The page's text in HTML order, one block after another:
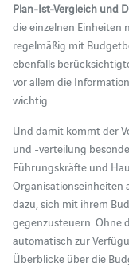
Plan-Ist-Vergleich und
die einzelnen
regelmäßig mit
ebenfalls
vor allem die
wichtig.
Und damit kommt der
und -verteilung
Führungskräfte und
Organisationseinheiten
dazu, sich mit ihrem
gegenzusteuern. Ohne
automatisch zur
Überblicke über die